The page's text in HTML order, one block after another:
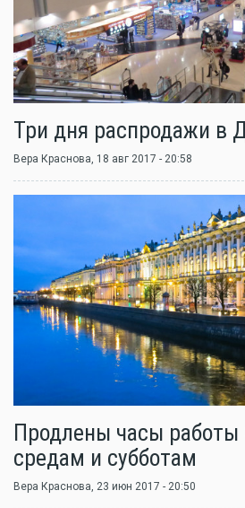
Три дня распродажи в
Вера Краснова, 18 авг 2017 - 20:58
Продлены часы
средам и субботам
Вера Краснова, 23 июн 2017 - 20:50